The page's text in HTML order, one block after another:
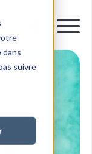
dans
suivre